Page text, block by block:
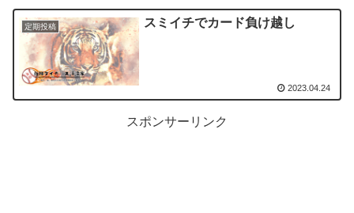
定期投稿 スミイチでカード負け越し
2023.04.24
スポンサーリンク